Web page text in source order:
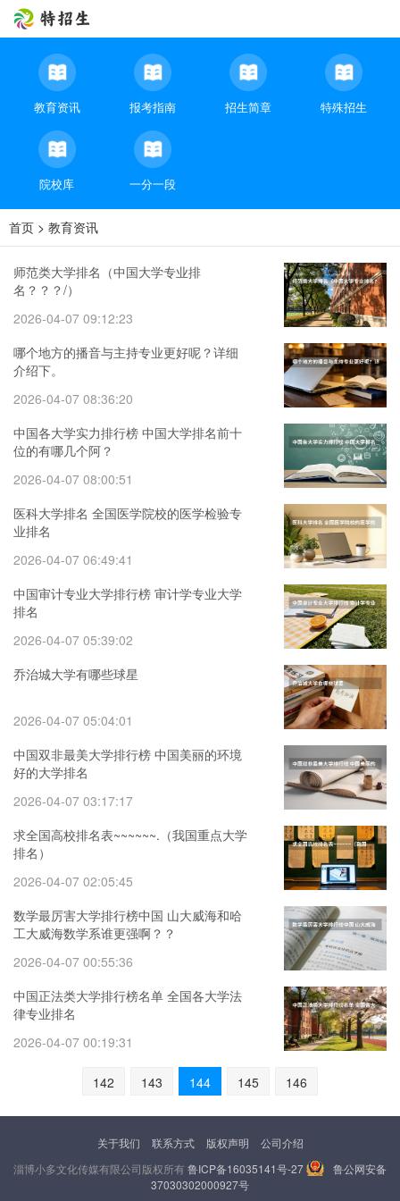
教育资讯 报考指南 招生简章 特殊招生
院校库 一分一段
首页 > 教育资讯
师范类大学排名（中国大学专业排
名？？？/）
2026-04-07 09:12:23
哪个地方的播音与主持专业更好呢？详细
介绍下。
2026-04-07 08:36:20
中国各大学实力排行榜 中国大学排名前十
位的有哪几个阿？
2026-04-07 08:00:51
医科大学排名 全国医学院校的医学检验专
业排名
2026-04-07 06:49:41
中国审计专业大学排行榜 审计学专业大学
排名
2026-04-07 05:39:02
乔治城大学有哪些球星
2026-04-07 05:04:01
中国双非最美大学排行榜 中国美丽的环境
好的大学排名
2026-04-07 03:17:17
求全国高校排名表~~~~~~.（我国重点大学
排名）
2026-04-07 02:05:45
数学最厉害大学排行榜中国 山大威海和哈
工大威海数学系谁更强啊？？
2026-04-07 00:55:36
中国正法类大学排行榜名单 全国各大学法
律专业排名
2026-04-07 00:19:31
142 143 144 145 146
关于我们 联系方式 版权声明
公司介绍
淄博小多文化传媒有限公司版权所有鲁ICP备16035141号-27
鲁公网安备
37030302000927号